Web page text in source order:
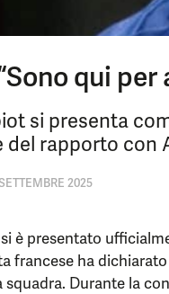
qui
si presenta
del rapporto con
2025
è presentato
francese ha
Durante la